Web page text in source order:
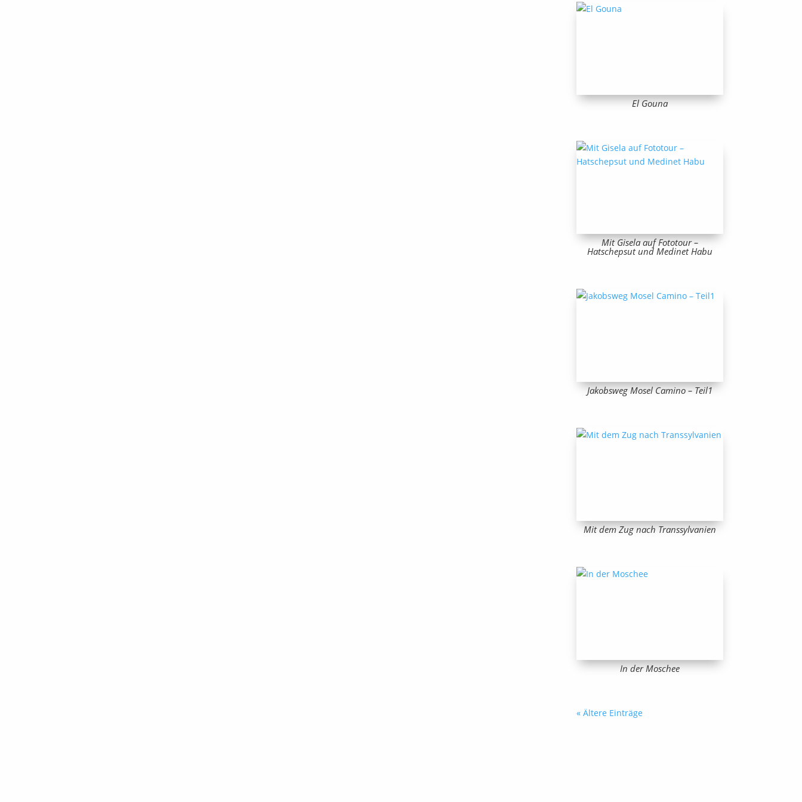
El Gouna
Mit Gisela auf Fototour –
Hatschepsut und Medinet Habu
Jakobsweg Mosel Camino – Teil1
Mit dem Zug nach Transsylvanien
In der Moschee
« Ältere Einträge